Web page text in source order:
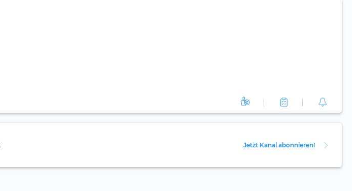
Jetzt Kanal abonnieren!